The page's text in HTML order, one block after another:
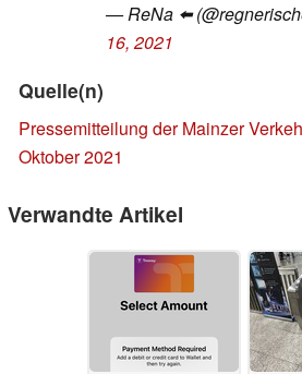
— ReNa ⬅️
16, 2021
Quelle(n)
Pressemitteilung der Mainzer
Oktober 2021
Verwandte Artikel